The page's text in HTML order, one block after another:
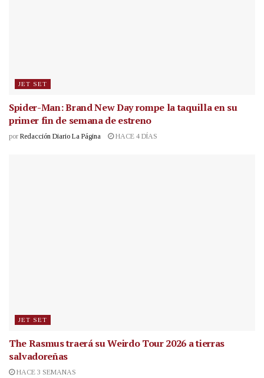
JET SET
Spider-Man: Brand New Day rompe la taquilla en su
primer fin de semana de estreno
por Redacción Diario La Página HACE 4 DÍAS
JET SET
The Rasmus traerá su Weirdo Tour 2026 a tierras
salvadoreñas
HACE 3 SEMANAS